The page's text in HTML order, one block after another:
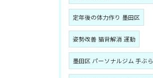
定年後の体力作り 墨田区
姿勢改善 猫背解消 運動
墨田区 パーソナルジム 手ぶら